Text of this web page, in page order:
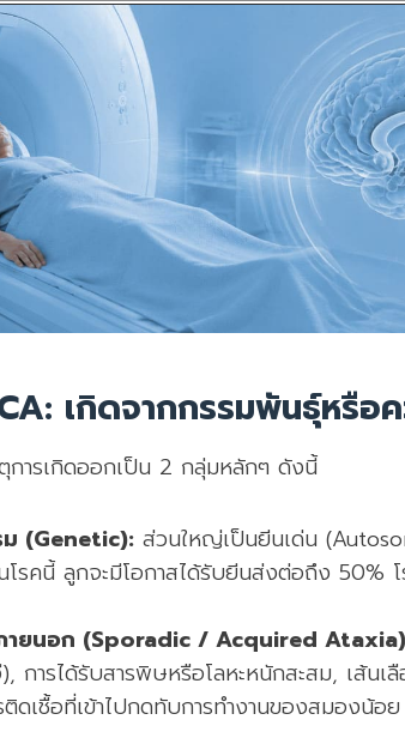
เกิดจากกรรมพันธุ์หรือ
การเกิดออกเป็น 2 กลุ่มหลักๆ ดังนี้
(Genetic): ส่วนใหญ่เป็นยีนเด่น
รคนี้ ลูกจะมีโอกาสได้รับยีนส่งต่อถึง 50% โ
ายนอก (Sporadic / Acquired
การได้รับสารพิษหรือโลหะหนักสะสม, เส้น
ติดเชื้อที่เข้าไปกดทับการทำงานของสมองน้อย